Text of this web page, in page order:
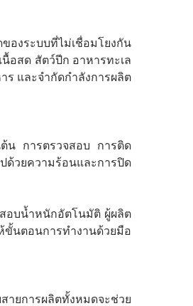
องระบบที่ไม่เชื่อมโยงกัน
อสด สัตว์ปีก อาหารทะเล
และจำกัดกำลังการผลิต
น การตรวจสอบ การติด
วยความร้อนและการปิด
อบน้ำหนักอัตโนมัติ ผู้ผลิต
ขั้นตอนการทำงานด้วยมือ
ายการผลิตทั้งหมดจะช่วย